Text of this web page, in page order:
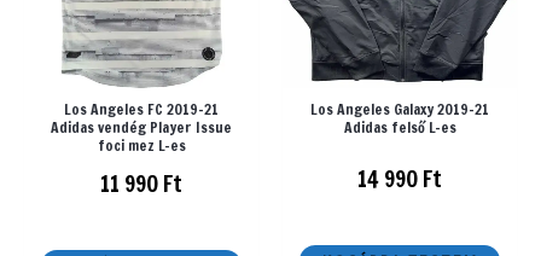
Los Angeles FC 2019-21
Adidas vendég Player Issue
foci mez L-es
11 990Ft
Los Angeles Galaxy 2019-21
Adidas felső L-es
14 990Ft